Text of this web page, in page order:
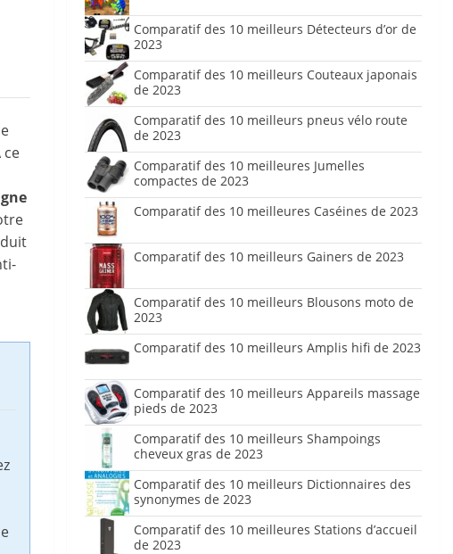
ce
Comparatif des 10 meilleurs Détecteurs d’or de
2023
Comparatif des 10 meilleurs Couteaux japonais
de 2023
Comparatif des 10 meilleurs pneus vélo route
de 2023
Comparatif des 10 meilleures Jumelles
compactes de 2023
Comparatif des 10 meilleures Caséines de 2023
Comparatif des 10 meilleurs Gainers de 2023
Comparatif des 10 meilleurs Blousons moto de
2023
Comparatif des 10 meilleurs Amplis hifi de 2023
Comparatif des 10 meilleurs Appareils massage
pieds de 2023
Comparatif des 10 meilleurs Shampoings
cheveux gras de 2023
Comparatif des 10 meilleurs Dictionnaires des
synonymes de 2023
Comparatif des 10 meilleures Stations d’accueil
de 2023